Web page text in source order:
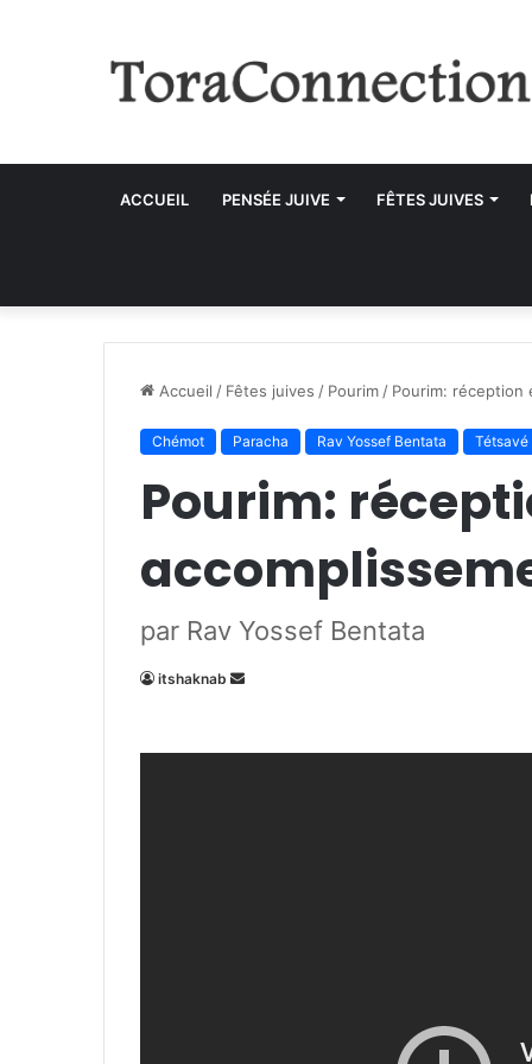
ACCUEIL PENSÉE JUIVE FÊTES JUIVES
Accueil / Fêtes juives / Pourim / Pourim: réception
Chémot Paracha Rav Yossef Bentata Tétsavé
Pourim:
par Rav Yossef Bentata
itshaknab
Envoyer